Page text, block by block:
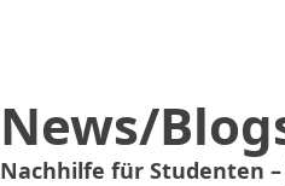
News/
Nachhilfe für Studenten